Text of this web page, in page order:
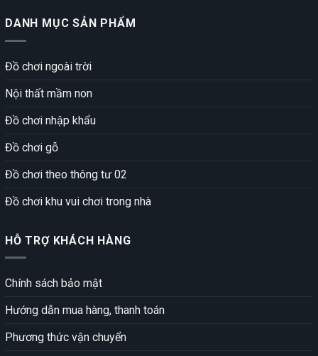
DANH MỤC SẢN PHẨM
Đồ chơi ngoài trời
Nội thất mầm non
Đồ chơi nhập khẩu
Đồ chơi gỗ
Đồ chơi theo thông tư 02
Đồ chơi khu vui chơi trong nhà
HỖ TRỢ KHÁCH HÀNG
Chính sách bảo mật
Hướng dẫn mua hàng, thanh toán
Phương thức vận chuyển